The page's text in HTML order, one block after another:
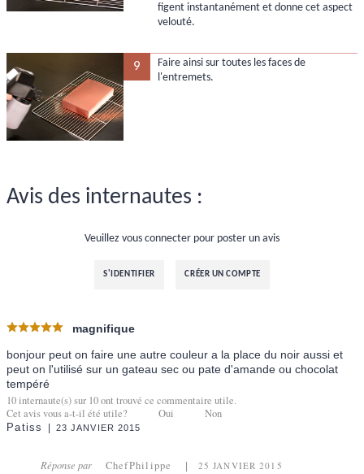
figent instantanément et donne cet aspect
velouté.
9
Faire ainsi sur toutes les faces de
l'entremets.
Avis des internautes :
Veuillez vous connecter pour poster un avis
S'IDENTIFIER CRÉER UN COMPTE
magnifique
bonjour peut on faire une autre couleur a la place du noir aussi et
peut on l'utilisé sur un gateau sec ou pate d'amande ou chocolat
tempéré
10internaute(s) sur 10ont trouvé ce commentaire utile.
Cet avis vous a-t-il été utile?
Oui Non
Patiss 23 JANVIER 2015
Réponse par ChefPhilippe 25 JANVIER 2015